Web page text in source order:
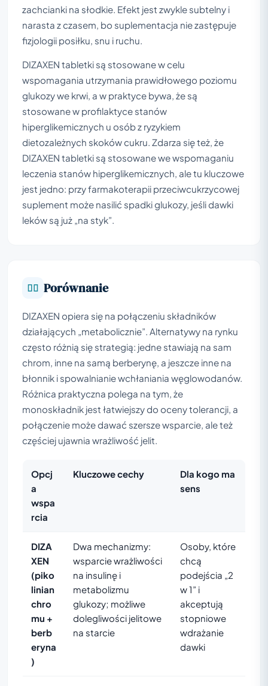
zachcianki na słodkie. Efekt jest zwykle subtelny i
narasta z czasem, bo suplementacja nie zastępuje
fizjologii posiłku, snu i ruchu.
DIZAXEN tabletki są stosowane w celu
wspomagania utrzymania prawidłowego poziomu
glukozy we krwi, a w praktyce bywa, że są
stosowane w profilaktyce stanów
hiperglikemicznych u osób z ryzykiem
dietozależnych skoków cukru. Zdarza się też, że
DIZAXEN tabletki są stosowane we wspomaganiu
leczenia stanów hiperglikemicznych, ale tu kluczowe
jest jedno: przy farmakoterapii przeciwcukrzycowej
suplement może nasilić spadki glukozy, jeśli dawki
leków są już „na styk”.
Porównanie
DIZAXEN opiera się na połączeniu składników
działających „metabolicznie”. Alternatywy na rynku
często różnią się strategią: jedne stawiają na sam
chrom, inne na samą berberynę, a jeszcze inne na
błonnik i spowalnianie wchłaniania węglowodanów.
Różnica praktyczna polega na tym, że
monoskładnik jest łatwiejszy do oceny tolerancji, a
połączenie może dawać szersze wsparcie, ale też
częściej ujawnia wrażliwość jelit.
Opcj
a
wspa
rcia
Kluczowe cechy
Dla kogo ma
sens
DIZA
XEN
(piko
linian
chro
mu +
berb
eryna
)
Dwa mechanizmy:
wsparcie wrażliwości
na insulinę i
metabolizmu
glukozy; możliwe
dolegliwości jelitowe
na starcie
Osoby, które
chcą
podejścia „2
w 1” i
akceptują
stopniowe
wdrażanie
dawki